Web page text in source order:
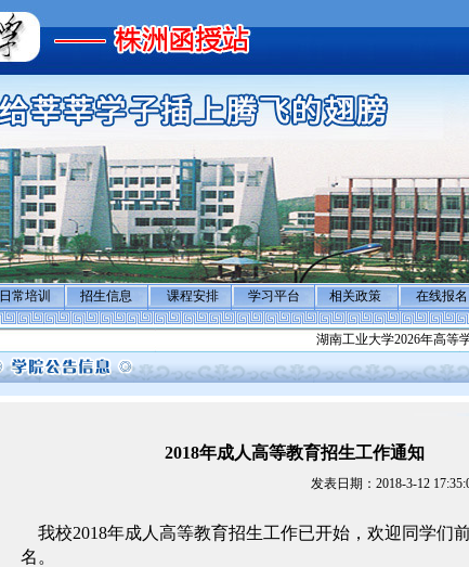
日常培训 招生信息 课程安排 学习平台 相关政策 在线报名
湖南工业大学2026年高等学
2018年成人高等教育招生工作通知
发表日期：2018-3-12
我校2018年成人高等教育招生工作已开始，欢迎同学们
名。